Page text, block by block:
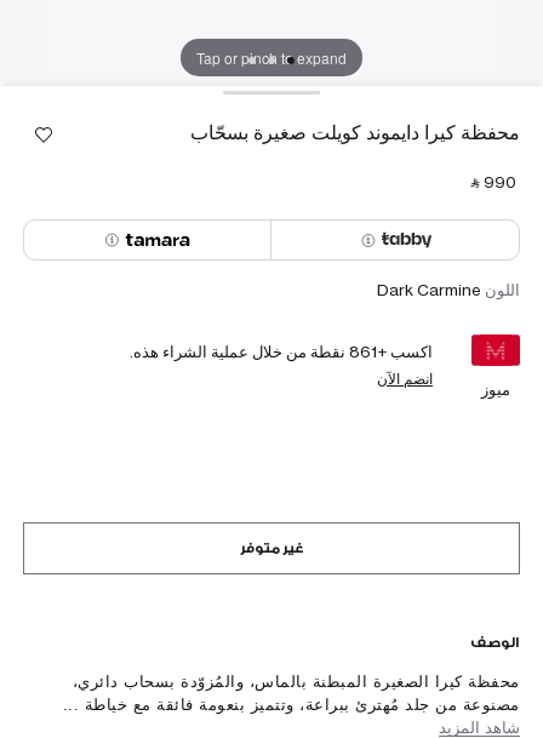
Tap or pinch to expand
محفظة كيرا دايموند كويلت صغيرة بسحّاب
‎ ⃁ ⁦990⁩ ‎
اللون Dark Carmine
ميوز
اكسب +861 نقطة من خلال عملية الشراء هذه.
انضم الآن
غير متوفر
الوصف
محفظة كيرا الصغيرة المبطنة بالماس، والمُزوّدة بسحاب دائري،
مصنوعة من جلد مُهترئ ببراعة، وتتميز بنعومة فائقة مع خياطة ...
شاهد المزيد